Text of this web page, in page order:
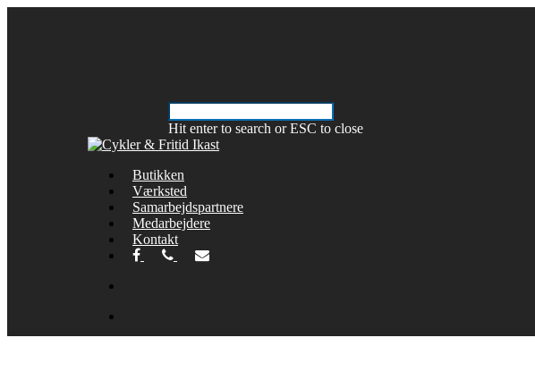
Hit enter to search or ESC to close
Butikken
Værksted
Samarbejdspartnere
Medarbejdere
Kontakt